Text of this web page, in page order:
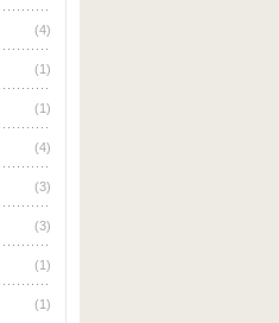
(4)
(1)
(1)
(4)
(3)
(3)
(1)
(1)